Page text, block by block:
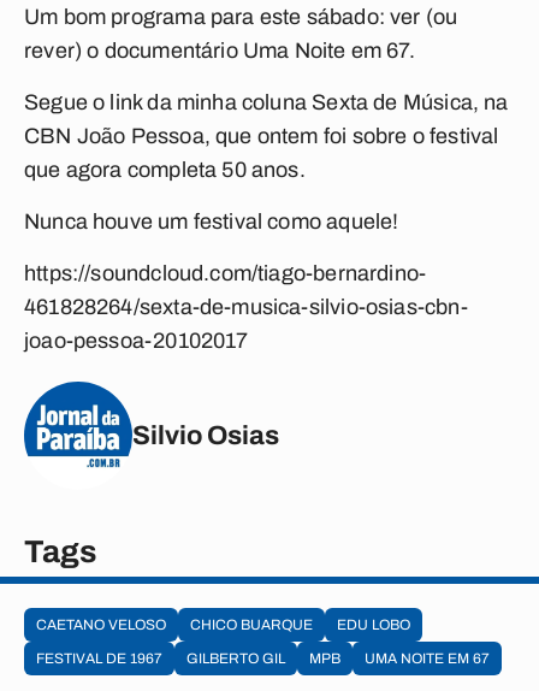
Um bom programa para este sábado: ver (ou
rever) o documentário Uma Noite em 67.
Segue o link da minha coluna Sexta de Música, na
CBN João Pessoa, que ontem foi sobre o festival
que agora completa 50 anos.
Nunca houve um festival como aquele!
https://soundcloud.com/tiago-bernardino-
461828264/sexta-de-musica-silvio-osias-cbn-
joao-pessoa-20102017
Silvio Osias
Tags
CAETANO VELOSO CHICO BUARQUE
EDU LOBO
FESTIVAL DE 1967
GILBERTO GIL MPB UMA NOITE EM 67